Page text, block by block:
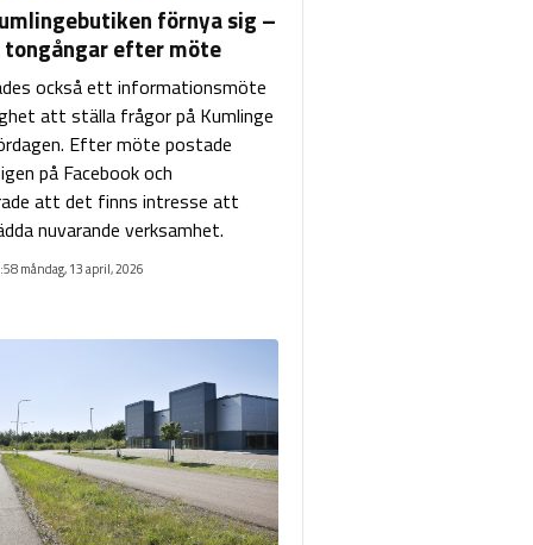
förnya sig –
efter möte
också ett informationsmöte
att ställa frågor på Kumlinge
Efter möte postade
på Facebook och
att det finns intresse att
nuvarande verksamhet.
måndag, 13 april, 2026